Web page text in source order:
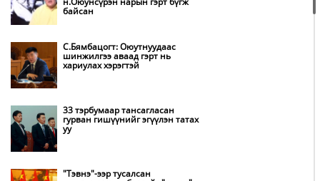
Амаргүй цаг үеийг ирэх
НИТХ-ын төлөөлөгчид COP17
Монгол Улс “COP17”-д “Тал
байсан
С.Бямбацогт: Оюутнуудаас
шинжилгээ аваад гэрт нь
хариулах хэрэгтэй
33 тэрбумаар тансагласан
гурван гишүүнийг эгүүлэн татах
уу
"Тэвнэ"-ээр тусалсан